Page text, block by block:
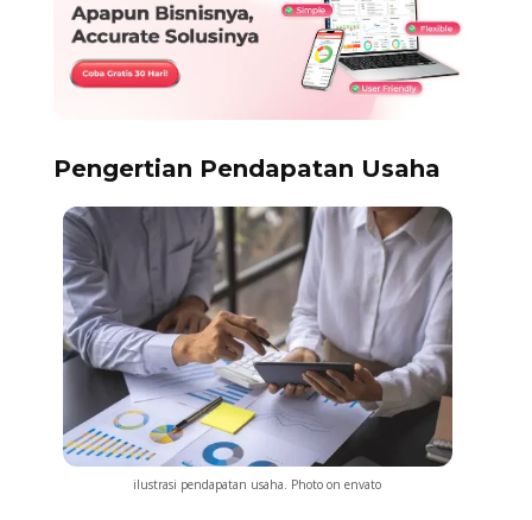
Pengertian Pendapatan Usaha
ilustrasi pendapatan usaha. Photo on envato